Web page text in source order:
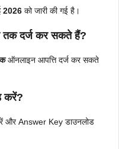
2026 को जारी की गई है।
दर्ज कर सकते हैं?
ऑनलाइन आपत्ति दर्ज कर सकते
करें?
और Answer Key डाउनलोड